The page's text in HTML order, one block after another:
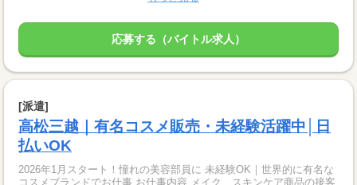
応募する（バイトル求人）
[派遣]
高松三越｜有名コスメ販売・未経験活躍中│日
払いOK
2026年1月スタート！憧れの美容部員に 未経験OK｜世界的に有名な
コスメブランドでお仕事 お仕事内容 メイク、スキンケア商品の接客